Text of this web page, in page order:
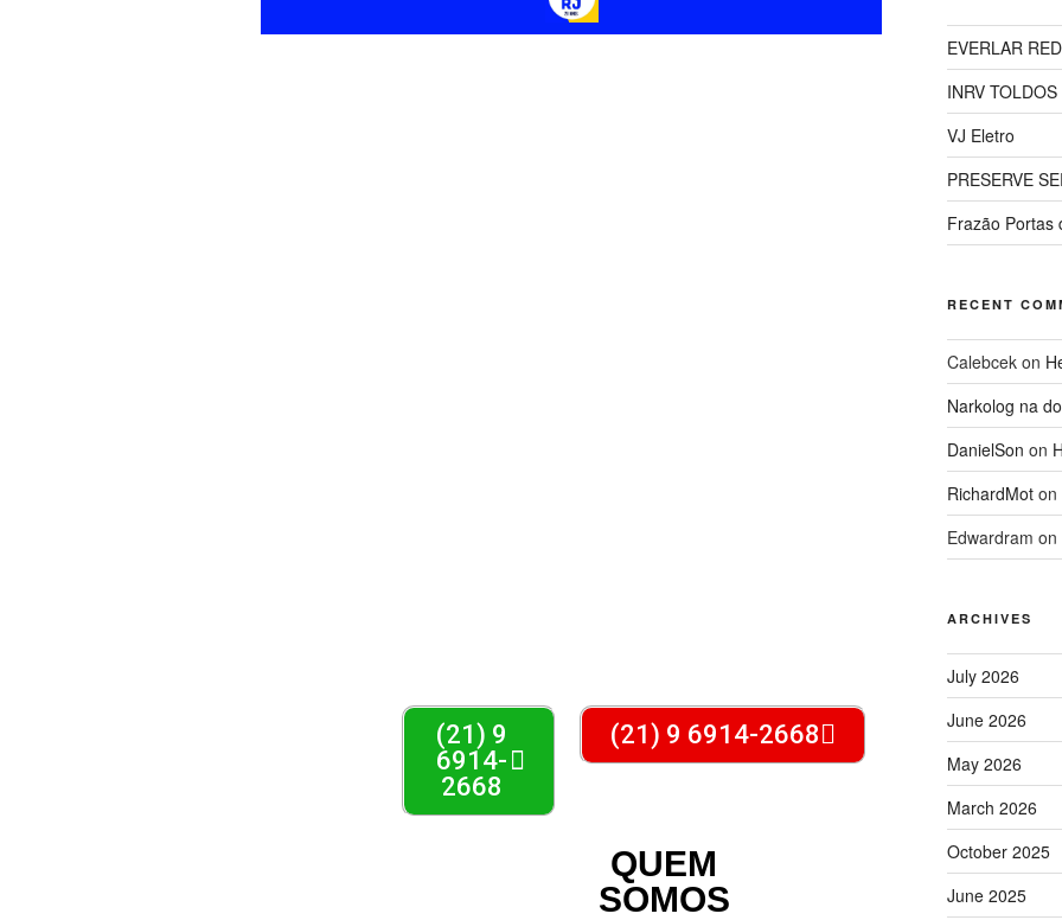
(21) 9
6914-
2668
(21) 9 6914-2668
QUEM
SOMOS
EVERLAR
INRV
VJ Eletro
PRESERVE
Frazão Portas
RECENT
Calebcekon
Narkolog na
DanielSon on
RichardMoton
Edwardram on
ARCHIVES
July 2026
June 2026
May 2026
March 2026
October 2025
June 2025